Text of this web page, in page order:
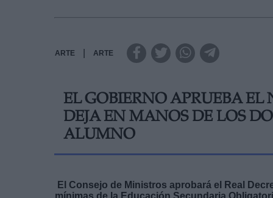
ARTE ARTE
EL GOBIERNO APRUEBA EL
DEJA EN MANOS DE LOS
ALUMNO
El Consejo de Ministros aprobará el Real
mínimas de la Educación Secundaria